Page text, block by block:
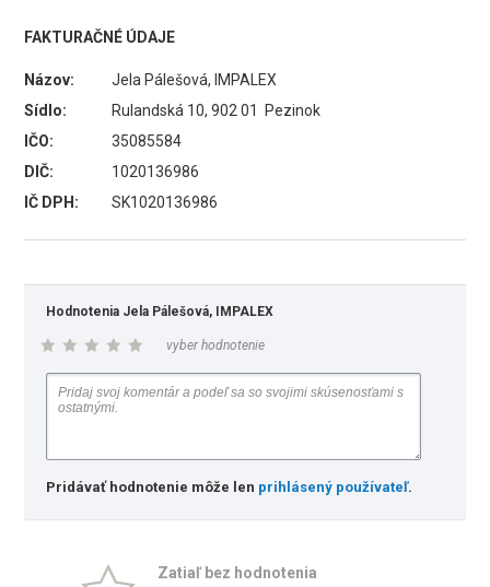
FAKTURAČNÉ ÚDAJE
Názov:
Jela Pálešová, IMPALEX
Sídlo:
Rulandská 10, 902 01 Pezinok
IČO:
35085584
DIČ:
1020136986
IČ DPH:
SK1020136986
Hodnotenia Jela Pálešová, IMPALEX
vyber hodnotenie
Pridávať hodnotenie môže len prihlásený používateľ.
Zatiaľ bez hodnotenia